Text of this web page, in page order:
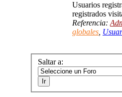
Usuarios
registrados
Referencia:
globales,
Saltar a: